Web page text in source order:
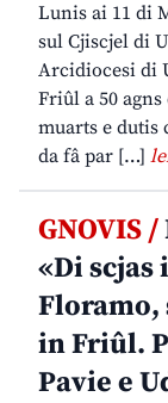
Lunis ai 11 di
sul Cjiscjel di
Arcidiocesi di
Friûl a 50
muarts e dutis
da fâ par […]
GNOVIS /
«Di scjas
Floramo,
in Friûl.
Pavie e